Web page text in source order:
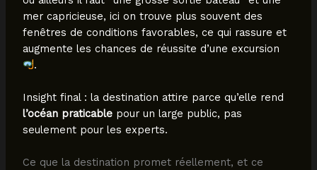
mer capricieuse, ici on trouve plus souvent des
fenêtres de conditions favorables, ce qui rassure et
augmente les chances de réussite d’une excursion
.
Insight final : la destination attire parce qu’elle rend
l’océan praticablepour un large public, pas
seulement pour les experts.
Ce que la destination promet réellement, et ce